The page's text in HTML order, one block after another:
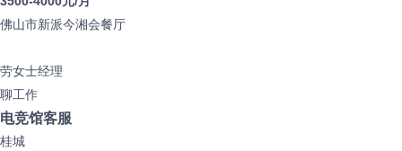
佛山市新派今湘会餐厅
劳女士经理
聊工作
电竞馆客服
桂城